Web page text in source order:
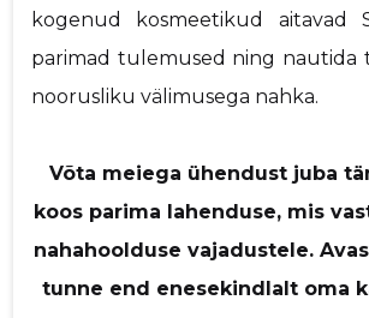
kogenud kosmeetikud aitavad
parimad tulemused ning nautida
noorusliku välimusega nahka.
Võta meiega ühendust juba
koos parima lahenduse, mis
nahahoolduse vajadustele.
tunne end enesekindlalt oma